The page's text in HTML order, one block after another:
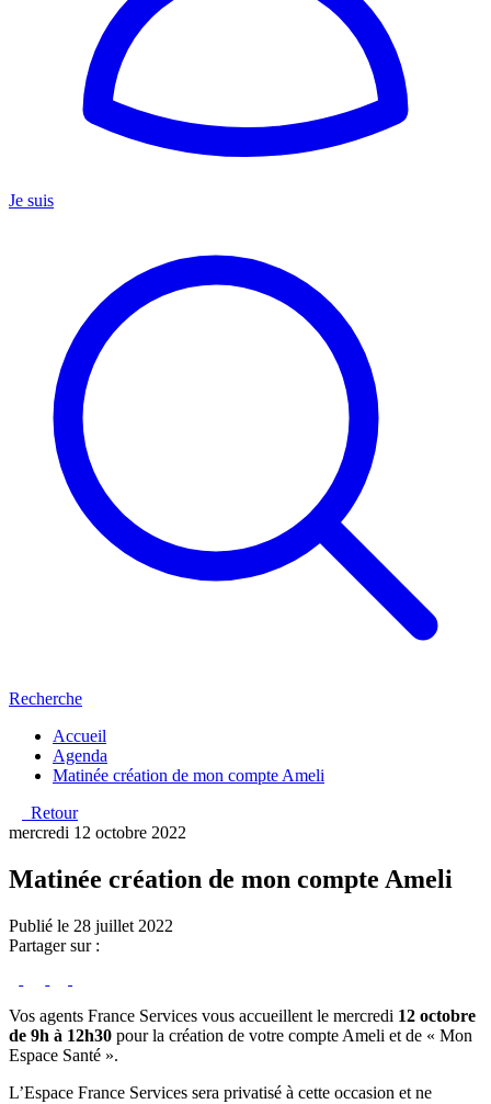
Je suis
Recherche
Accueil
Agenda
Matinée création de mon compte Ameli
Retour
mercredi 12 octobre 2022
Matinée création de mon compte Ameli
Publié le 28 juillet 2022
Partager sur :
Vos agents France Services vous accueillent le mercredi 12 octobre
de 9h à 12h30 pour la création de votre compte Ameli et de « Mon
Espace Santé ».
L’Espace France Services sera privatisé à cette occasion et ne